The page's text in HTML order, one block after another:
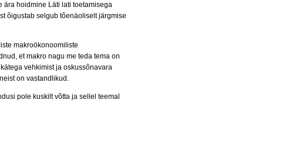
ära hoidmine Läti lati toetamisega
õigustab selgub tõenäoliselt järgmise
makroökonoomiliste
et makro nagu me teda tema on
vehkimist ja oskussõnavara
on vastandlikud.
pole kuskilt võtta ja sellel teemal